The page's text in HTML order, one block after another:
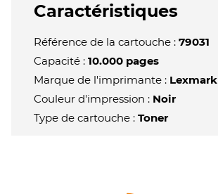
Caractéristiques
Référence de la cartouche : 79031
Capacité : 10.000 pages
Marque de l'imprimante : Lexmark
Couleur d'impression : Noir
Type de cartouche : Toner